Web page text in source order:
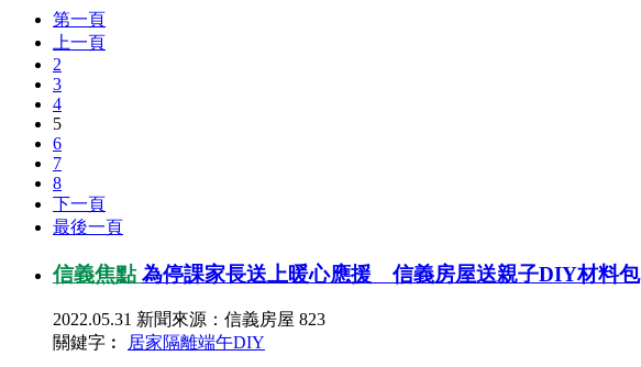
第一頁
上一頁
2
3
4
5
6
7
8
下一頁
最後一頁
信義焦點為停課家長送上暖心應援 信義房屋送親子DIY材料包
2022.05.31 新聞來源：信義房屋 823
關鍵字︰
居家隔離端午DIY